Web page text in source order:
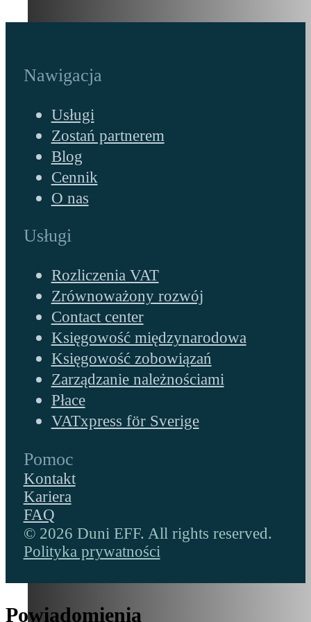
Nawigacja
Usługi
Zostań partnerem
Blog
Cennik
O nas
Usługi
Rozliczenia VAT
Zrównoważony rozwój
Contact center
Księgowość międzynarodowa
Księgowość zobowiązań
Zarządzanie należnościami
Płace
VATxpress för Sverige
Pomoc
Kontakt
Kariera
FAQ
© 2026 Duni EFF. All rights reserved.
Polityka prywatności
Powiadomienia